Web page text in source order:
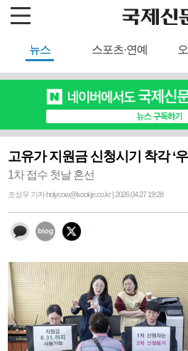
뉴스 스포츠·연예
고유가 지원금 신청시기 착각 ‘
1차 접수 첫날 혼선
조성우 기자 holycow@kookje.co.kr | 2026.04.27 19:28